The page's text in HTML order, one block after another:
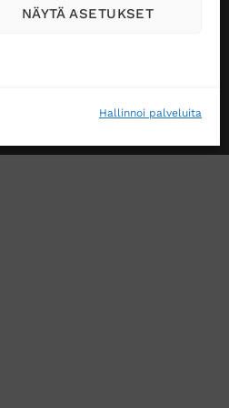
Hallinnoi palveluita
NÄYTÄ ASETUKSET